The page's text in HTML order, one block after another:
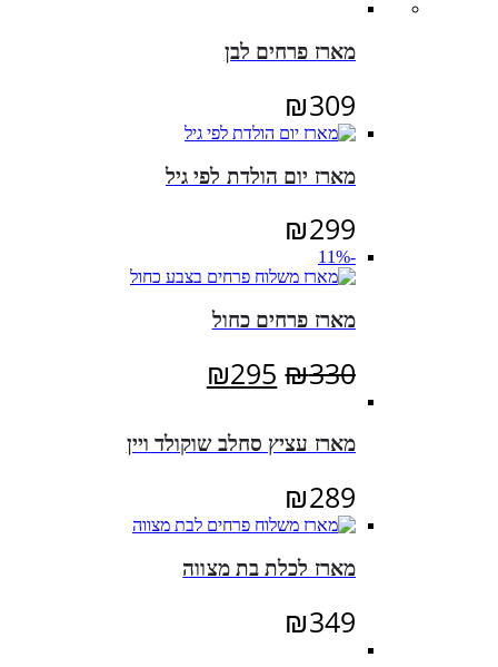
מארז פרחים לבן
₪309
מארז יום הולדת לפי גיל
₪299
-11%
מארז פרחים כחול
₪330
המחיר
היה:
₪295
הוא:
מארז עציץ סחלב שוקולד ויין
₪289
מארז לכלת בת מצווה
₪349